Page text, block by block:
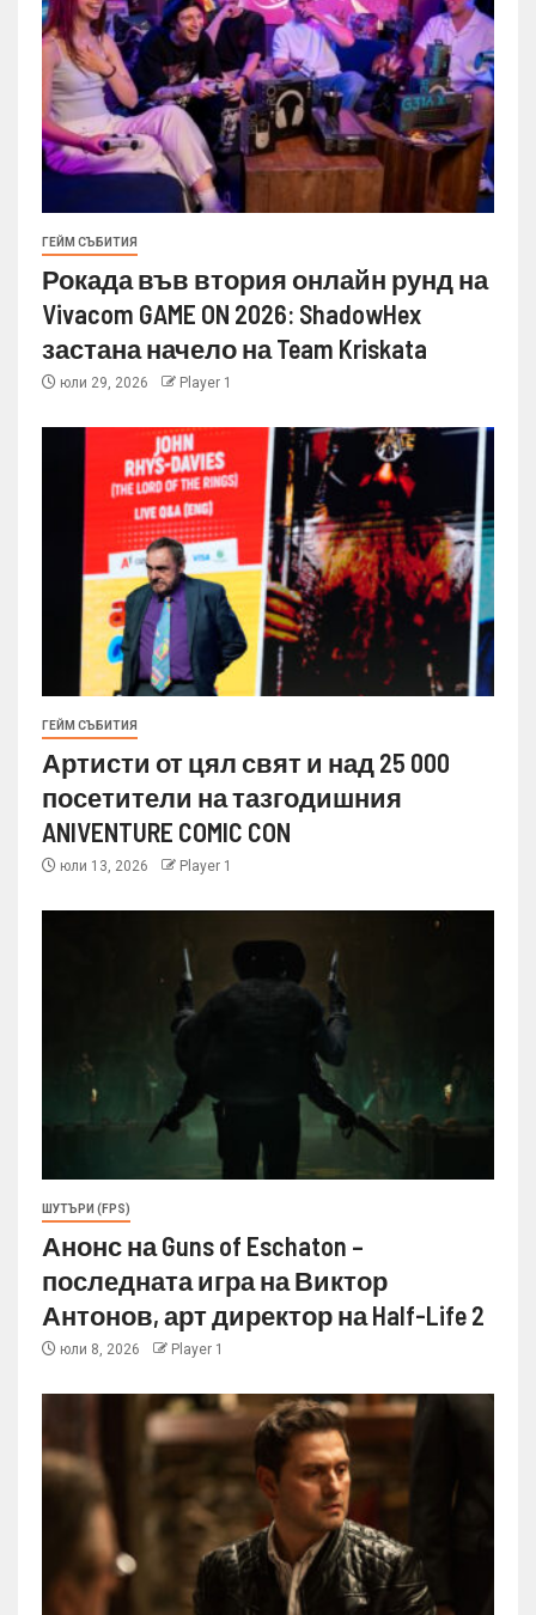
ГЕЙМ СЪБИТИЯ
Рокада във втория онлайн рунд на
Vivacom GAME ON 2026: ShadowHex
застана начело на Team Kriskata
юли 29, 2026 Player 1
ГЕЙМ СЪБИТИЯ
Артисти от цял свят и над 25 000
посетители на тазгодишния
ANIVENTURE COMIC CON
юли 13, 2026 Player 1
ШУТЪРИ (FPS)
Анонс на Guns of Eschaton –
последната игра на Виктор
Антонов, арт директор на Half-Life 2
юли 8, 2026 Player 1